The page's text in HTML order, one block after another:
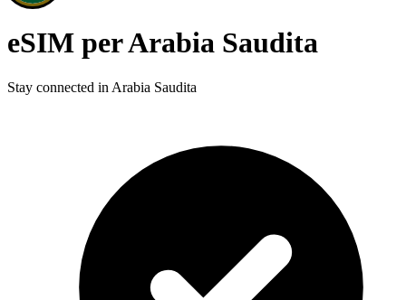
eSIM per Arabia Saudita
Stay connected in Arabia Saudita